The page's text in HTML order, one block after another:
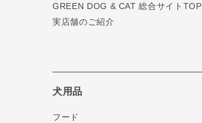
GREEN DOG & CAT 総合サイトTOP
実店舗のご紹介
犬用品
フード